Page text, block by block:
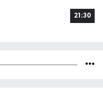
21:30